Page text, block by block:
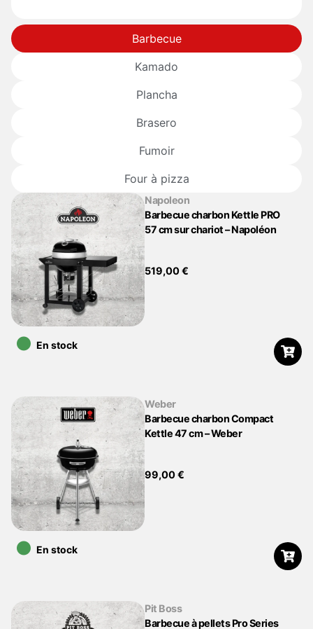
Barbecue
Kamado
Plancha
Brasero
Fumoir
Four à pizza
Napoleon
Barbecue charbon Kettle PRO
57 cm sur chariot – Napoléon
519,00€
•En stock
Weber
Barbecue charbon Compact
Kettle 47 cm – Weber
99,00€
•En stock
Pit Boss
Barbecue à pellets Pro Series